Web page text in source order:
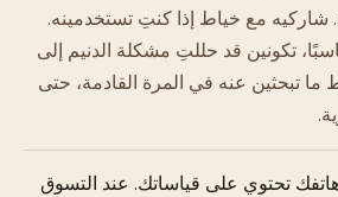
شاركيه مع خياط إذا كنتِ تستخدمينه.
تكونين قد حللتِ مشكلة الدنيم إلى
ما تبحثين عنه في المرة القادمة، حتى
تحتوي على قياساتك. عند التسوق